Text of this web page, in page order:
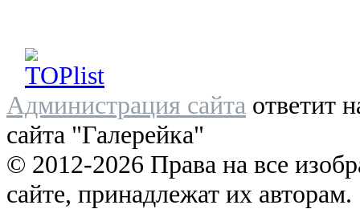
Администрация сайта ответит
сайта "Галерейка"
© 2012-2026 Права на все
сайте, принадлежат их авторам.